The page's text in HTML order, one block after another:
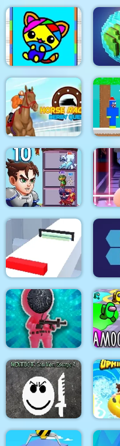
Crypto Head Ball
Coloring Fun 4 Kids Pixel
Horse Racing Derby
Quest
Noob
Hero Tower Wars
Shift io Hexa
Squiden Shoot Game